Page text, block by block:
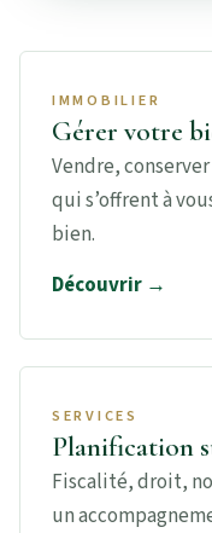
IMMOBILIER
Gérer votre
Vendre,
qui s’offrent à
bien.
Découvrir →
SERVICES
Planification
Fiscalité, droit,
un